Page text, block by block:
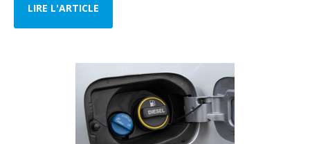
LIRE L'ARTICLE